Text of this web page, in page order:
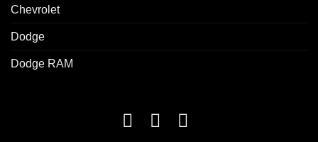
Chevrolet
Dodge
Dodge RAM